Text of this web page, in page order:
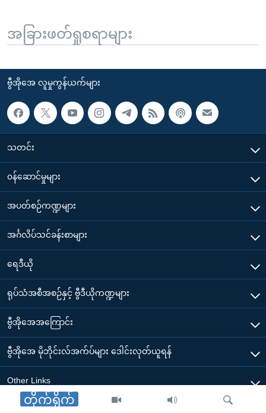
တိုက်ရိုက်
အခြားဖတ်ရှုစရာများ
ဗွီအိုအေ လူမှုကွန်ယက်များ
သတင်း
၀န်ဆောင်မှုများ
အပတ်စဉ်ကဏ္ဍများ
အင်္ဂလိပ်သင်ခန်းစာများ
ရေဒီယို
ရုပ်သံအစီအစဉ်နှင့် ဗွီဒီယိုကဏ္ဍများ
ဗွီအိုအေအကြောင်း
ဗွီအိုအေ မိုဘိုင်းလ်အက်ပ်များ ဒေါင်းလုတ်ယူရန်
Other Links